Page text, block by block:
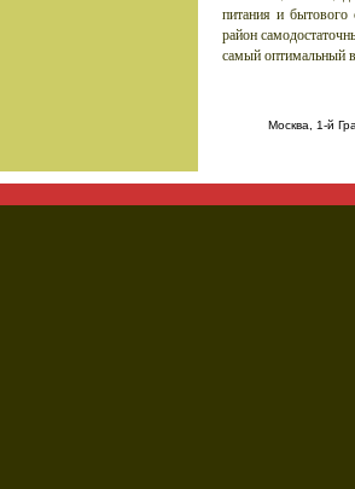
питания и бытового
район
самый оптимальный
Москва, 1-й